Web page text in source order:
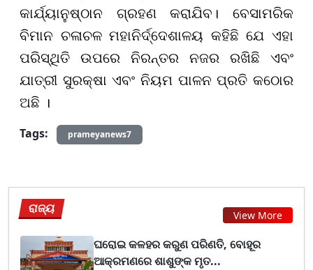
କାର୍ଯ୍ୟାନୁଷ୍ଠାନ ଗ୍ରହଣ କରାଯିବ। ବେସାମରିକ
ବିମାନ ଚଳାଚଳ ମହାନିର୍ଦ୍ଦେଶାଳୟ କହିଛି ଯେ ଏହା
ପରିସ୍ଥିତି ଉପରେ ନିରନ୍ତର ନଜର ରଖିଛି ଏବଂ
ଯାତ୍ରୀ ସୁରକ୍ଷା ଏବଂ ନିୟମ ପାଳନ ପ୍ରତି କଠୋର
ଅଛି ।
Tags:
prameyanews7
ରାଜ୍ୟ View More
ଘରୋଇ କଳହର କରୁଣ ପରିଣତି, ବୋହୂର
ଆକ୍ରମଣରେ ଶାଶୁଙ୍କ ମୃତ...